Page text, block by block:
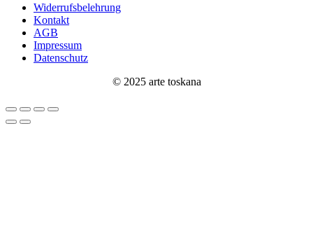
Widerrufsbelehrung
Kontakt
AGB
Impressum
Datenschutz
© 2025 arte toskana